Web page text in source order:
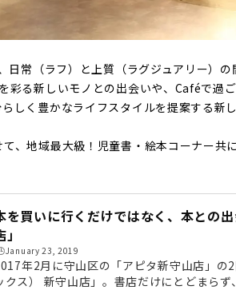
日常（ラフ）と上質（ラグジュアリー）
彩る新しいモノとの出会いや、Caféで過
しく豊かなライフスタイルを提案する新
、地域最大級！児童書・絵本コーナー共
を買いに行くだけではなく、本との
23, 2019
年2月に守山区の「アピタ新守山店」の
クス） 新守山店」。書店だけにとどまら